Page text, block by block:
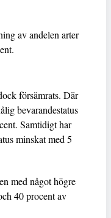
av andelen arter
försämrats. Där
bevarandestatus
Samtidigt har
minskat med 5
med något högre
40 procent av